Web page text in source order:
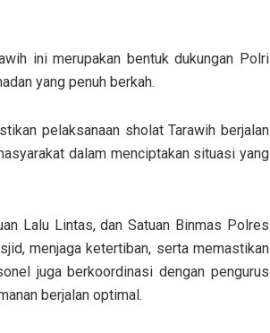
ini merupakan bentuk dukungan Polri
yang penuh berkah.
pelaksanaan sholat Tarawih berjalan
dalam menciptakan situasi yang
Lalu Lintas, dan Satuan Binmas Polres
menjaga ketertiban, serta memastikan
juga berkoordinasi dengan pengurus
berjalan optimal.